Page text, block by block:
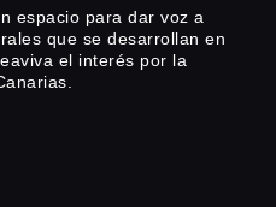
espacio para dar voz a
que se desarrollan en
el interés por la